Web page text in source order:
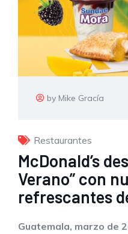
by Mike Gracía
Restaurantes
McDonald’s
Verano” con
refrescantes
Guatemala, marzo de